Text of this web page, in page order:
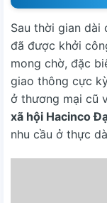
Sau thời gian dài
đã được khởi
mong chờ, đặc
giao thông cực
ở thương mại cũ
xã hội Hacinco
nhu cầu ở thực